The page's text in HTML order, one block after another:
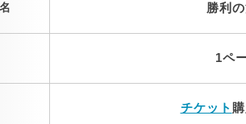
勝利
1ペ
チケット